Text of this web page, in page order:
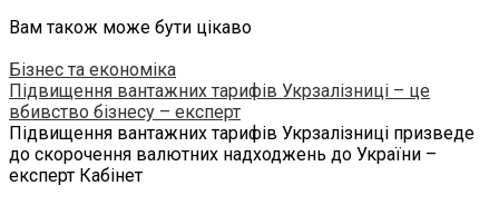
Вам також може бути цікаво
Бізнес та економіка
Підвищення вантажних тарифів Укрзалізниці – це
вбивство бізнесу – експерт
Підвищення вантажних тарифів Укрзалізниці призведе
до скорочення валютних надходжень до України –
експерт Кабінет